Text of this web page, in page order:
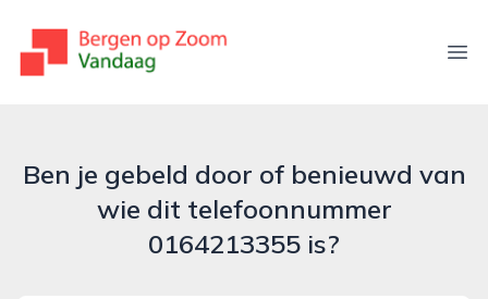
bergenopzoomvandaag.nl
Ben je gebeld door of benieuwd van
wie dit telefoonnummer
0164213355 is?